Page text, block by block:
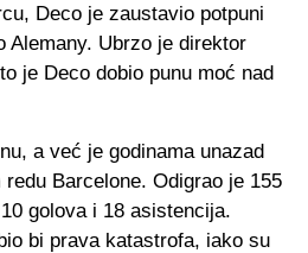
Deco je zaustavio potpuni
Alemany. Ubrzo je direktor
je Deco dobio punu moć nad
a već je godinama unazad
Barcelone. Odigrao je 155
golova i 18 asistencija.
bi prava katastrofa, iako su